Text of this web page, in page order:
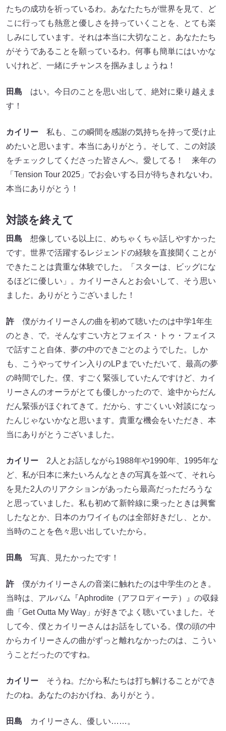
たちの成功を祈っているわ。あなたたちが世界を見て、ど
こに行っても熱意と優しさを持っていくことを、とても楽
しみにしています。それは本当に大切なこと。あなたたち
がそうであることを願っているわ。何事も簡単にはいかな
いけれど、一緒にチャンスを掴みましょうね！
田島 はい。今日のことを思い出して、絶対に乗り越えま
す！
カイリー 私も、この瞬間を感謝の気持ちを持って受け止
めたいと思います。本当にありがとう。そして、この対談
をチェックしてくださった皆さんへ。愛してる！ 来年の
「Tension Tour 2025」でお会いする日が待ちきれないわ。
本当にありがとう！
対談を終えて
田島 想像している以上に、めちゃくちゃ話しやすかった
です。世界で活躍するレジェンドの経験を直接聞くことが
できたことは貴重な体験でした。「スターは、ビッグにな
るほどに優しい」。カイリーさんとお会いして、そう思い
ました。ありがとうございました！
許僕がカイリーさんの曲を初めて聴いたのは中学1年生
のとき、で。そんなすごい方とフェイス・トゥ・フェイス
で話すこと自体、夢の中のできごとのようでした。しか
も、こうやってサイン入りのLPまでいただいて、最高の夢
の時間でした。僕、すごく緊張していたんですけど、カイ
リーさんのオーラがとても優しかったので、途中からだん
だん緊張がほぐれてきて。だから、すごくいい対談になっ
たんじゃないかなと思います。貴重な機会をいただき、本
当にありがとうございました。
カイリー 2人とお話しながら1988年や1990年、1995年な
ど、私が日本に来たいろんなときの写真を並べて、それら
を見た2人のリアクションがあったら最高だっただろうな
と思っていました。私も初めて新幹線に乗ったときは興奮
したなとか、日本のカワイイものは全部好きだし、とか。
当時のことを色々思い出していたから。
田島 写真、見たかったです！
許僕がカイリーさんの音楽に触れたのは中学生のとき。
当時は、アルバム『Aphrodite（アフロディーテ）』の収録
曲「Get Outta My Way」が好きでよく聴いていました。そ
して今、僕とカイリーさんはお話をしている。僕の頭の中
からカイリーさんの曲がずっと離れなかったのは、こうい
うことだったのですね。
カイリー そうね。だから私たちは打ち解けることができ
たのね。あなたのおかげね、ありがとう。
田島 カイリーさん、優しい……。